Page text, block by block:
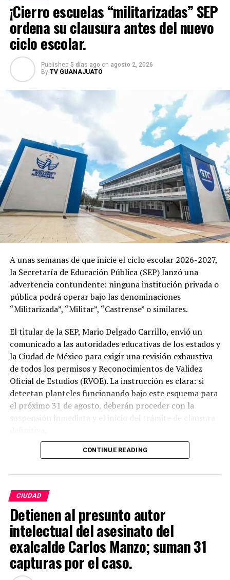
¡Cierro escuelas “militarizadas” SEP
ordena su clausura antes del nuevo
ciclo escolar.
Published 5 días ago on agosto 2, 2026
By TV GUANAJUATO
A unas semanas de que inicie el ciclo escolar 2026-2027,
la Secretaría de Educación Pública (SEP) lanzó una
advertencia contundente: ninguna institución privada o
pública podrá operar bajo las denominaciones
“Militarizada”, “Militar”, “Castrense” o similares.
El titular de la SEP, Mario Delgado Carrillo, envió un
comunicado a las autoridades educativas de los estados y
la Ciudad de México para exigir una revisión exhaustiva
de todos los permisos y Reconocimientos de Validez
Oficial de Estudios (RVOE). La instrucción es clara: si
detectan planteles funcionando bajo este esquema para
el próximo 31 de agosto, deberán proceder con la
suspensión inmediata y el inicio del trámite de clausura
Para proteger a la comunidad estudiantil de los
ordenaron la entrega inmediata de toda la
documentación escolar (como certificados e historiales)
para que puedan incorporarse a otra escuela sin perder
el año. Además, las instituciones obligadas a cerrar
tendrán que reembolsar al 100% los pagos de
reinscripciones, útiles, uniformes y demás conceptos no
devengados.
De acuerdo con el titular de la SEP y la visión de la
CONTINUE READING
CIUDAD
Detienen al presunto autor
intelectual del asesinato del
exalcalde Carlos Manzo; suman 31
capturas por el caso.